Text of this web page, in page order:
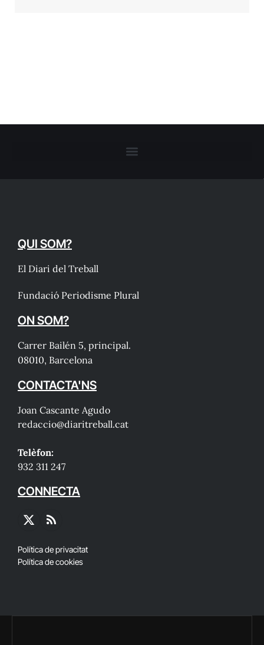
QUI SOM?
El Diari del Treball
Fundació Periodisme Plural
ON SOM?
Carrer Bailén 5, principal.
08010, Barcelona
CONTACTA'NS
Joan Cascante Agudo
redaccio@diaritreball.cat
Telèfon:
932 311 247
CONNECTA
X
RSS
Política de privacitat
Política de cookies